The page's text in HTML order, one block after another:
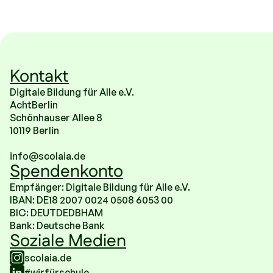
Kontakt
Digitale Bildung für Alle e.V.
AchtBerlin
Schönhauser Allee 8
10119 Berlin
info@scolaia.de
Spendenkonto
Empfänger: Digitale Bildung für Alle e.V.
IBAN: DE18 2007 0024 0508 6053 00
BIC: DEUTDEDBHAM
Bank: Deutsche Bank
Soziale Medien
scolaia.de